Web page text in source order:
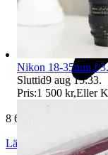
8 613 omdömen
Läs omdömen Följ
Nikon 18-35mm f/
Sluttid9 aug 15:33.
Pris:1 500 kr,Eller